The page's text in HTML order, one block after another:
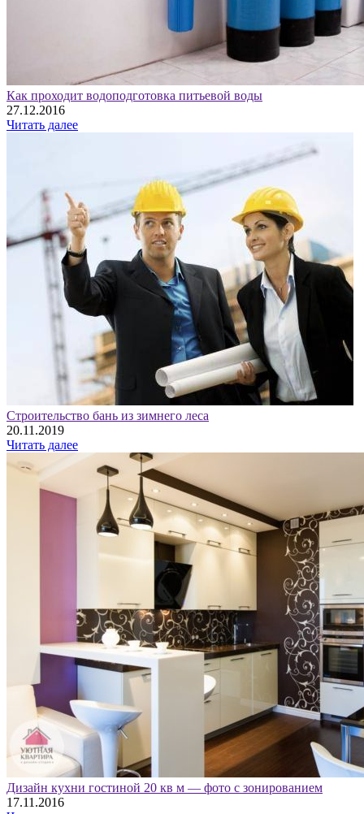
Как проходит водоподготовка питьевой воды
27.12.2016
Читать далее
Строительство бань из зимнего леса
20.11.2019
Читать далее
Дизайн кухни гостиной 20 кв м — фото с зонированием
17.11.2016